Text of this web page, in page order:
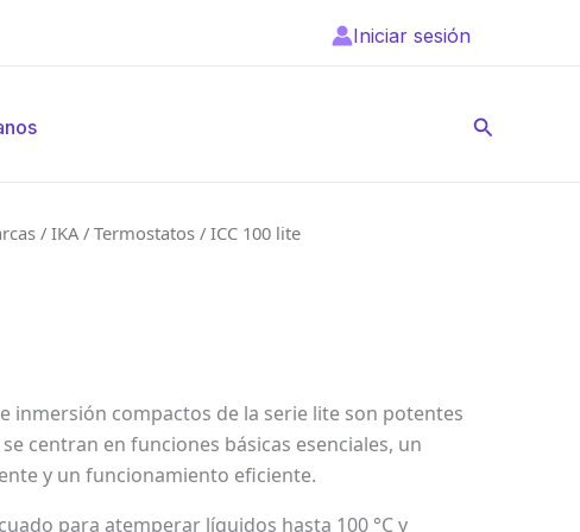
Iniciar sesión
Buscar
/IKA/Termostatos / ICC 100 lite
inmersión compactos de la serie lite son potentes
centran en funciones básicas esenciales, un
y un funcionamiento eficiente.
para atemperar líquidos hasta 100 °C y